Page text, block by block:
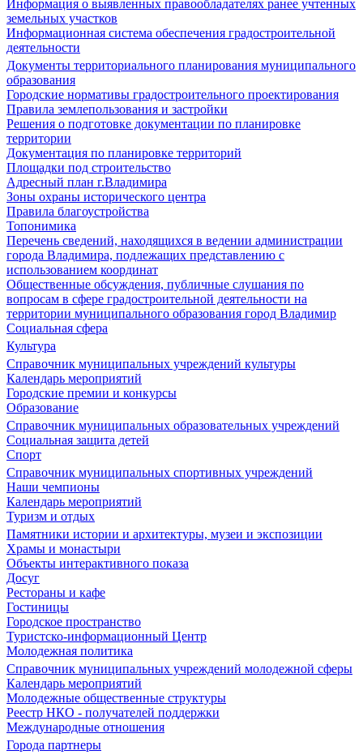
Информация о выявленных правообладателях ранее учтенных
земельных участков
Информационная система обеспечения градостроительной
деятельности
Документы территориального планирования муниципального
образования
Городские нормативы градостроительного проектирования
Правила землепользования и застройки
Решения о подготовке документации по планировке
территории
Документация по планировке территорий
Площадки под строительство
Адресный план г.Владимира
Зоны охраны исторического центра
Правила благоустройства
Топонимика
Перечень сведений, находящихся в ведении администрации
города Владимира, подлежащих представлению с
использованием координат
Общественные обсуждения, публичные слушания по
вопросам в сфере градостроительной деятельности на
территории муниципального образования город Владимир
Социальная сфера
Культура
Справочник муниципальных учреждений культуры
Календарь мероприятий
Городские премии и конкурсы
Образование
Справочник муниципальных образовательных учреждений
Социальная защита детей
Спорт
Справочник муниципальных спортивных учреждений
Наши чемпионы
Календарь мероприятий
Туризм и отдых
Памятники истории и архитектуры, музеи и экспозиции
Храмы и монастыри
Объекты интерактивного показа
Досуг
Рестораны и кафе
Гостиницы
Городское пространство
Туристско-информационный Центр
Молодежная политика
Справочник муниципальных учреждений молодежной сферы
Календарь мероприятий
Молодежные общественные структуры
Реестр НКО - получателей поддержки
Международные отношения
Города партнеры